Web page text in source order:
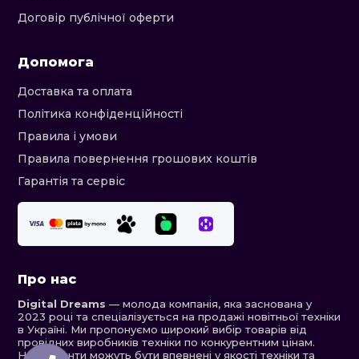
Договір публічної оферти
Допомога
Доставка та оплата
Політика конфіденційності
Правила і умови
Правила повернення грошових коштів
Гарантія та сервіс
Про нас
Digital Dreams — молода компанія, яка заснована у
2023 році та спеціалізується на продажі новітньої техніки
в Україні. Ми пропонуємо широкий вибір товарів від
провідних виробників техніки по конкурентним цінам.
Наші клієнти можуть бути впевнені у якості техніки та